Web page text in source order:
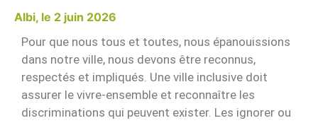
2 juin 2026
Pour que nous tous et toutes, nous épanouissions
dans notre ville, nous devons être reconnus,
respectés et impliqués. Une ville inclusive doit
assurer le vivre-ensemble et reconnaître les
discriminations qui peuvent exister. Les ignorer ou